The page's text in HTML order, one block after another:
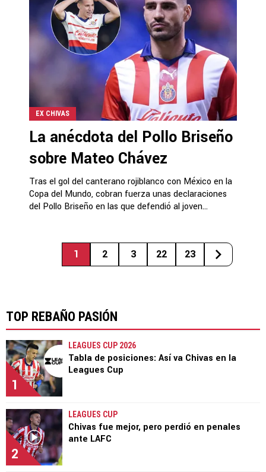
EX CHIVAS
La anécdota del Pollo Briseño
sobre Mateo Chávez
Tras el gol del canterano rojiblanco con México en la
Copa del Mundo, cobran fuerza unas declaraciones
del Pollo Briseño en las que defendió al joven...
1 2 3 22 23
TOP REBAÑO PASIÓN
1
LEAGUES CUP 2026
Tabla de posiciones: Así va Chivas en la
Leagues Cup
2
LEAGUES CUP
Chivas fue mejor, pero perdió en penales
ante LAFC